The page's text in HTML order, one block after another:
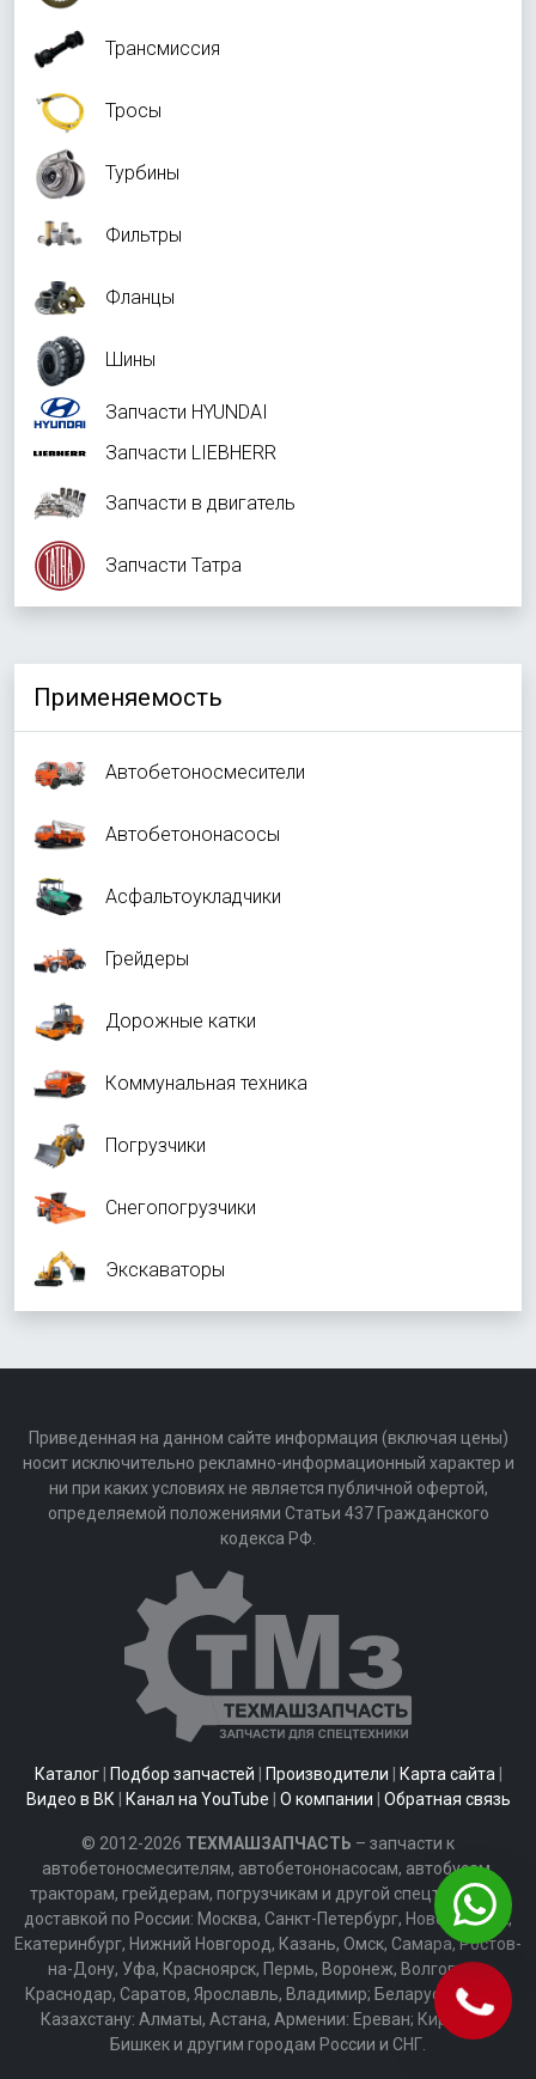
Трансмиссия
Тросы
Турбины
Фильтры
Фланцы
Шины
Запчасти HYUNDAI
Запчасти LIEBHERR
Запчасти в двигатель
Запчасти Татра
Применяемость
Автобетоносмесители
Автобетононасосы
Асфальтоукладчики
Грейдеры
Дорожные катки
Коммунальная техника
Погрузчики
Снегопогрузчики
Экскаваторы
Приведенная на данном сайте информация (включая цены)
носит исключительно рекламно-информационный характер и
ни при каких условиях не является публичной офертой,
определяемой положениями Статьи 437 Гражданского
кодекса РФ.
Каталог| Подбор запчастей Производители Карта сайта|
Видео в ВК| Канал на YouTube О компании Обратная связь
© 2012-2026 ТЕХМАШЗАПЧАСТЬ – запчасти к
автобетоносмесителям, автобетононасосам, автобусам,
тракторам, грейдерам, погрузчикам и другой спецтехнике с
доставкой по России: Москва, Санкт-Петербург, Новосибирск,
Екатеринбург, Нижний Новгород, Казань, Омск, Самара, Ростов-
на-Дону, Уфа, Красноярск, Пермь, Воронеж, Волгоград,
Краснодар, Саратов, Ярославль, Владимир; Беларуси: Минск;
Казахстану: Алматы, Астана, Армении: Ереван; Киргизии:
Бишкек и другим городам России и СНГ.